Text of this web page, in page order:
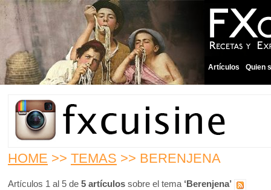
Artículos Quien
HOME >> TEMAS >> BERENJENA
Artículos 1 al 5 de 5 artículos sobre el tema ‘Berenjena’